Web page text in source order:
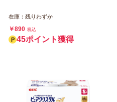
在庫：残りわずか
￥890 税込
45ポイント獲得